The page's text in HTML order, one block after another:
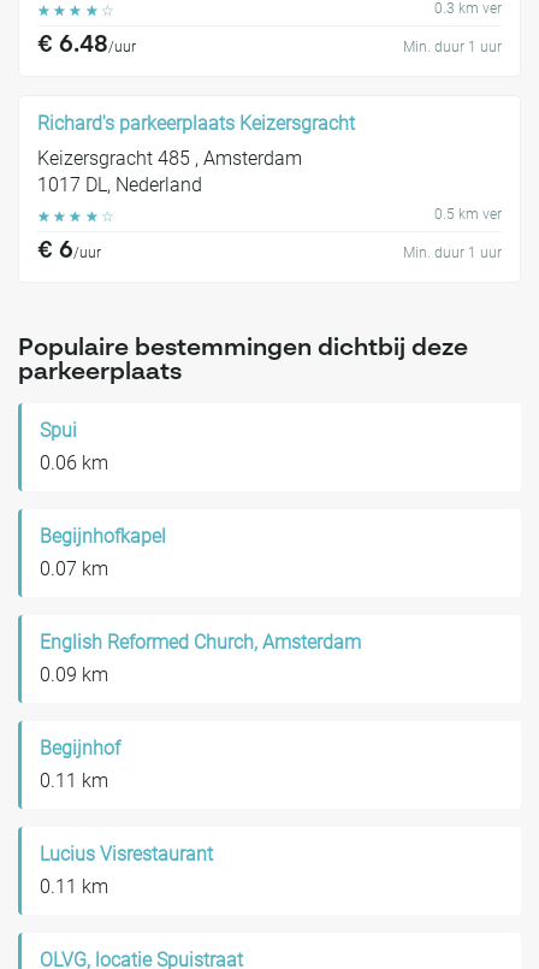
☆ ☆ ☆ ☆ ☆ 0.3 km ver
€ 6.48/uur Min. duur 1 uur
Richard's parkeerplaats Keizersgracht
Keizersgracht 485 , Amsterdam
1017 DL, Nederland
☆ ☆ ☆ ☆ ☆ 0.5 km ver
€ 6/uur Min. duur 1 uur
Populaire bestemmingen dichtbij deze
parkeerplaats
Spui
0.06 km
Begijnhofkapel
0.07 km
English Reformed Church, Amsterdam
0.09 km
Begijnhof
0.11 km
Lucius Visrestaurant
0.11 km
OLVG, locatie Spuistraat